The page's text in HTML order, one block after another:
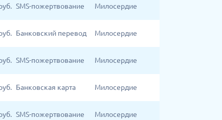
SMS-пожертвование Милосердие
Банковский перевод Милосердие
SMS-пожертвование Милосердие
Банковская карта Милосердие
SMS-пожертвование Милосердие